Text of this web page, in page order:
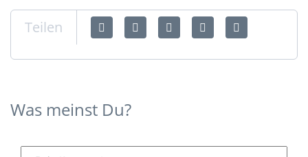
Teilen
Was meinst Du?